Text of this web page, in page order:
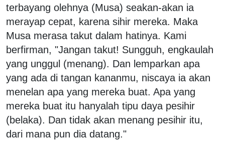
terbayang olehnya (Musa) seakan-akan ia
merayap cepat, karena sihir mereka. Maka
Musa merasa takut dalam hatinya. Kami
berfirman, "Jangan takut! Sungguh, engkaulah
yang unggul (menang). Dan lemparkan apa
yang ada di tangan kananmu, niscaya ia akan
menelan apa yang mereka buat. Apa yang
mereka buat itu hanyalah tipu daya pesihir
(belaka). Dan tidak akan menang pesihir itu,
dari mana pun dia datang."